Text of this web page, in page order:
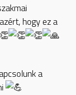
hogy ez a
a